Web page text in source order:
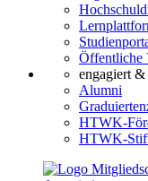
Öffentliche
engagiert &
Alumni
HTWK-
HTWK-